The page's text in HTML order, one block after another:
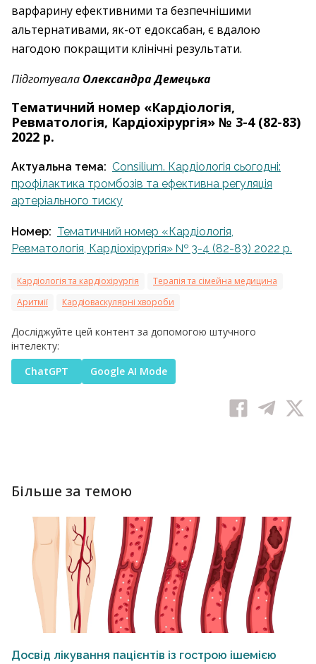
варфарину ­ефективними та безпечнішими
альтернативами, ­як-от едоксабан, є вдалою
нагодою ­покращити клінічні результати.
Підготувала Олександра Демецька
Тематичний номер «Кардіологія,
Ревматологія, Кардіохірургія» № 3-4 (82-83)
2022 р.
Актуальна тема: Consilium. Кардіологія сьогодні:
профілактика тромбозів та ефективна регуляція
артеріального тиску
Номер: Тематичний номер «Кардіологія,
Ревматологія, Кардіохірургія» № 3-4 (82-83) 2022 р.
Кардіологія та кардіохірургія
Терапія та сімейна медицина
Аритмії
Кардіоваскулярні хвороби
Досліджуйте цей контент за допомогою штучного
інтелекту:
ChatGPT
Google AI Mode
Більше за темою
Досвід лікування пацієнтів із гострою ішемією